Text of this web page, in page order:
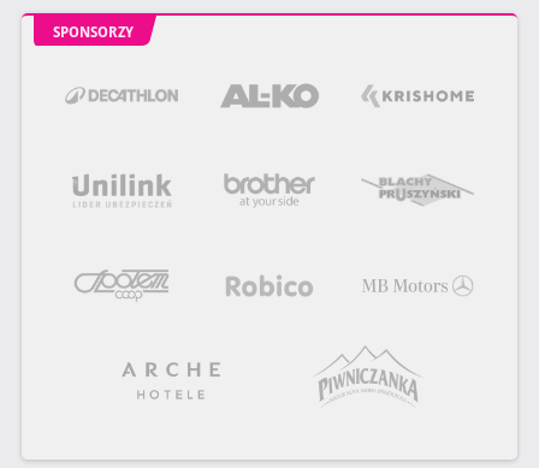
SPONSORZY